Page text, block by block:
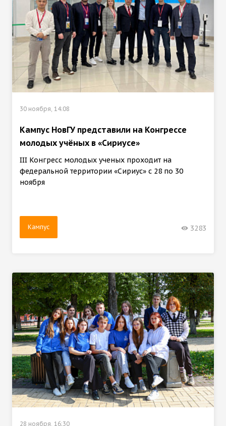
30 ноября, 14:08
Кампус НовГУ представили на Конгрессе
молодых учёных в «Сириусе»
III Конгресс молодых ученых проходит на
федеральной территории «Сириус» с 28 по 30
ноября
Кампус 3283
28 ноября, 16:30